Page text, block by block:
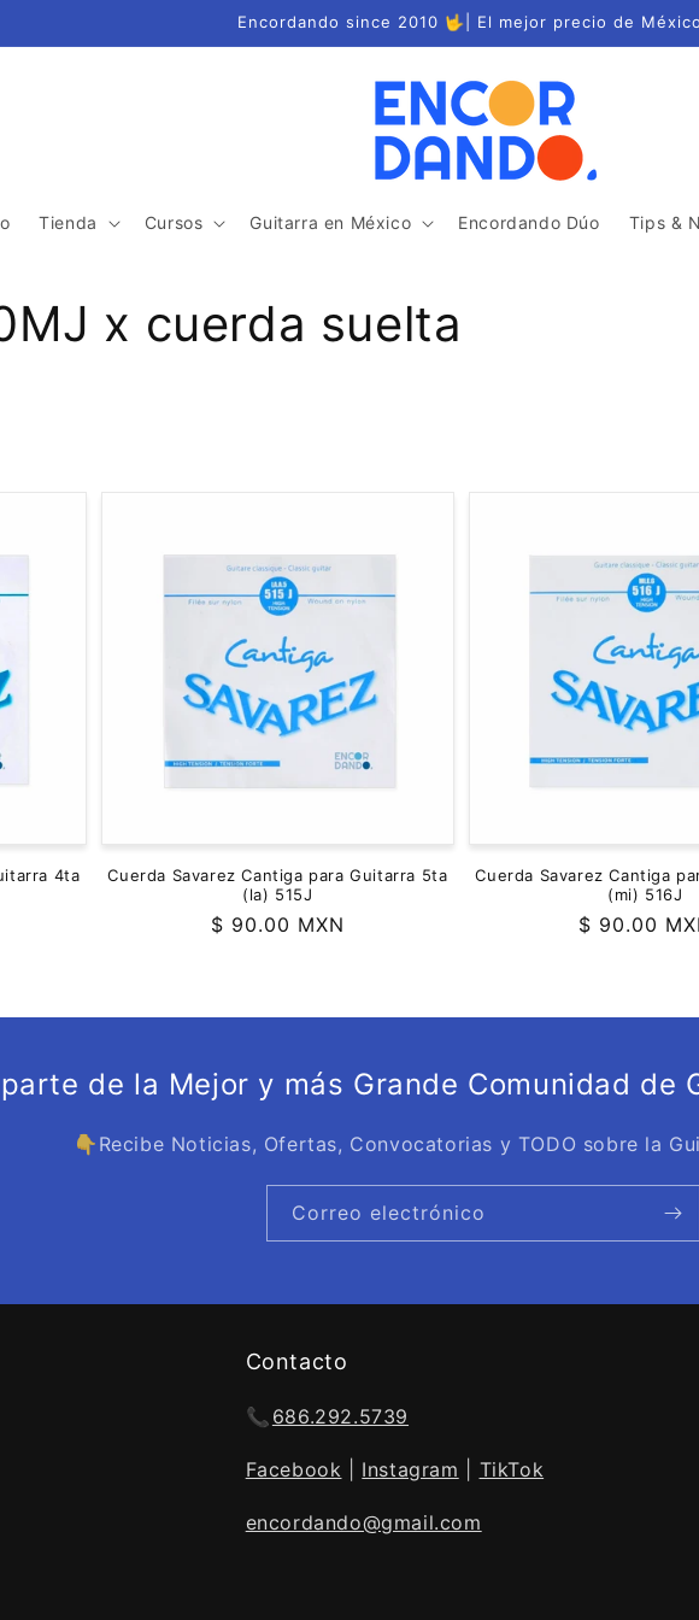
Encordando since 2010 🤟| El mejor precio de
Tienda Cursos Guitarra en México Encordando Dúo Tips &
x cuerda suelta
4ta
Cuerda Savarez Cantiga para Guitarra 5ta
(la) 515J
Precio
$ 90.00 MXN
Cuerda Savarez Cantiga
(mi) 516J
Precio
$ 90.00
de la Mejor y más Grande Comunidad de
👇Recibe Noticias, Ofertas, Convocatorias y TODO sobre la
Correo electrónico
Contacto
📞 686.292.5739
Facebook Instagram TikTok
encordando@gmail.com